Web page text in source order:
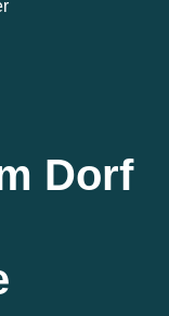
Dorf